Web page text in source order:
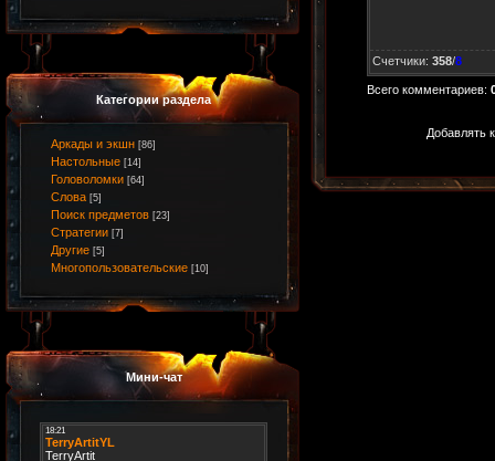
Категории раздела
Аркады и экшн [86]
Настольные [14]
Головоломки [64]
Слова [5]
Поиск предметов [23]
Стратегии [7]
Другие [5]
Многопользовательские [10]
Мини-чат
Счетчики: 358/8
Всего комментариев:
Добавлять